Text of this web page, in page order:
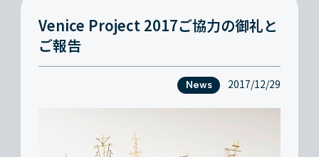
Venice Project 2017ご協力の御礼と
ご報告
News 2017/12/29